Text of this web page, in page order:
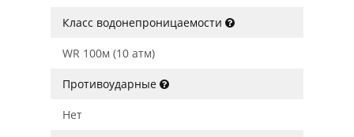
Класс водонепроницаемости
WR 100м (10 атм)
Противоударные
Нет